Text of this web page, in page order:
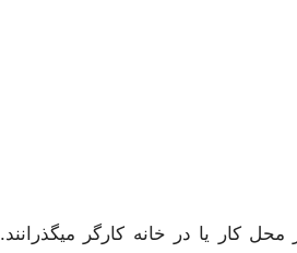
محل کار یا در خانه کارگر میگذرانند.